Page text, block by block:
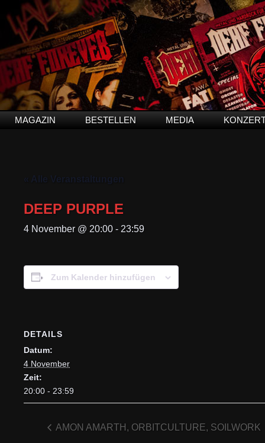
MAGAZIN BESTELLEN MEDIA
« Alle Veranstaltungen
DEEP PURPLE
4 November @ 20:00 - 23:59
Zum Kalender hinzufügen
DETAILS
Datum:
4 November
Zeit:
20:00 - 23:59
AMON AMARTH, ORBITCULTURE, SOILWORK